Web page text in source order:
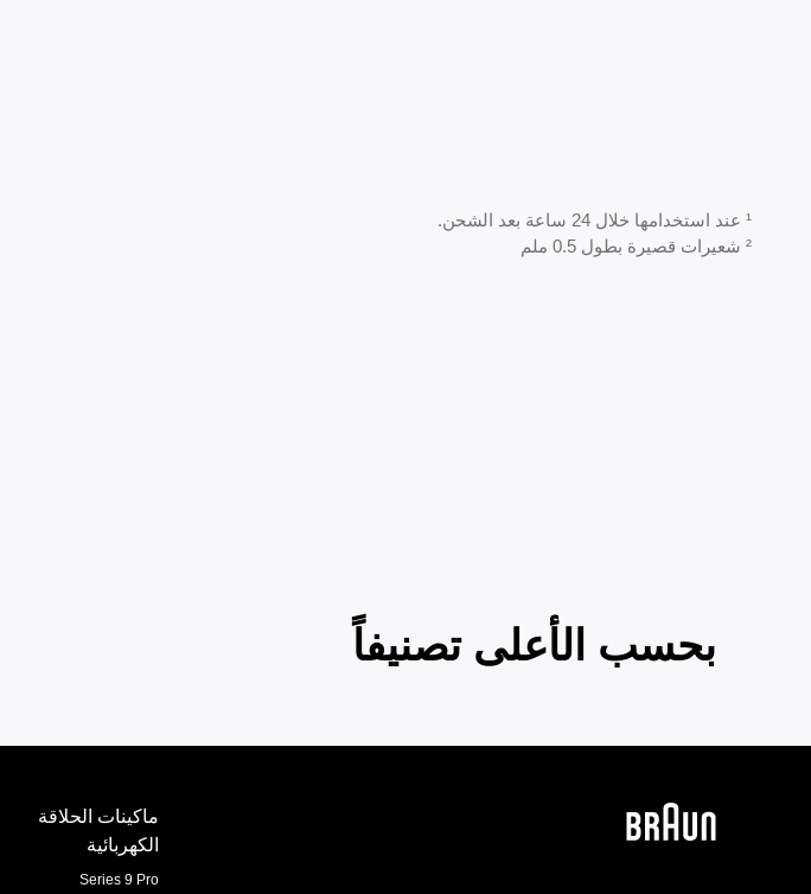
¹ عند استخدامها خلال 24 ساعة بعد الشحن.
² شعيرات قصيرة بطول 0.5 ملم
بحسب الأعلى تصنيفاً
ماكينات الحلاقة
الكهربائية
Series 9 Pro